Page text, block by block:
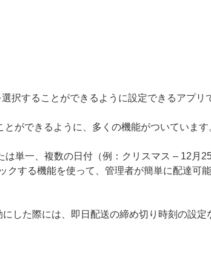
択することができるように設定できるアプリ
ができるように、多くの機能がついています
単一、複数の日付（例：クリスマス – 12月
クする機能を使って、管理者が簡単に配達可
した際には、即日配送の締め切り時刻の設定